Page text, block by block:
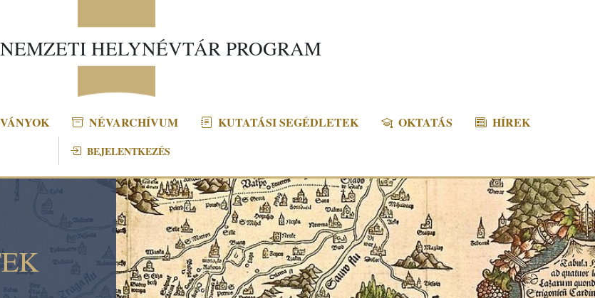
HELYNÉVTÁR PROGRAM
NÉVARCHÍVUM KUTATÁSI SEGÉDLETEK OKTATÁS HÍREK
BEJELENTKEZÉS